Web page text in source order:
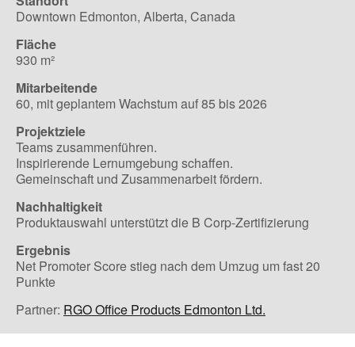
Downtown Edmonton, Alberta, Canada
Fläche
930 m²
Mitarbeitende
60, mit geplantem Wachstum auf 85 bis 2026
Projektziele
Teams zusammenführen.
Inspirierende Lernumgebung schaffen.
Gemeinschaft und Zusammenarbeit fördern.
Nachhaltigkeit
Produktauswahl unterstützt die B Corp-Zertifizierung
Ergebnis
Net Promoter Score stieg nach dem Umzug um fast 20
Punkte
Partner: RGO Office Products Edmonton Ltd.